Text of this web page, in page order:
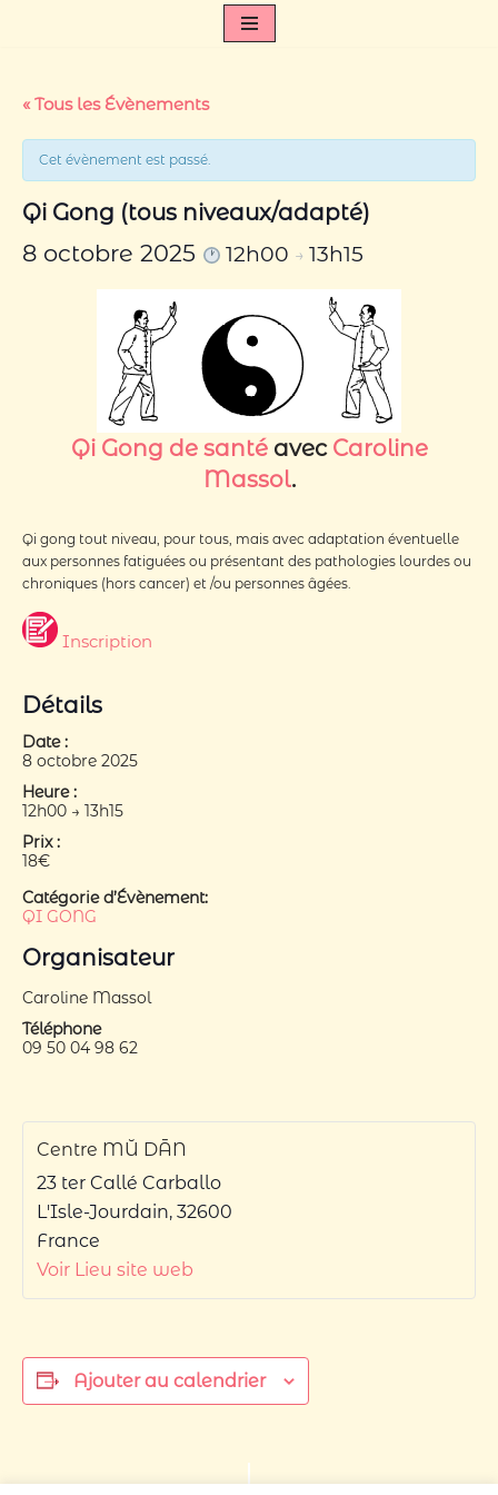
contenu
« Tous les Évènements
Cet évènement est passé.
Qi Gong (tous niveaux/adapté)
8 octobre 2025
12h00 →13h15
Qi Gong de santéavec Caroline
Massol.
Qi gong tout niveau, pour tous, mais avec adaptation éventuelle
aux personnes fatiguées ou présentant des pathologies lourdes ou
chroniques (hors cancer) et /ou personnes âgées.
Inscription
Détails
Date :
8 octobre 2025
Heure :
12h00 → 13h15
Prix :
18€
Catégorie d’Évènement:
QI GONG
Organisateur
Caroline Massol
Téléphone
09 50 04 98 62
Centre MŬ DĀN
23 ter Callé Carballo
L'Isle-Jourdain, 32600
France
Voir Lieu site web
Ajouter au calendrier